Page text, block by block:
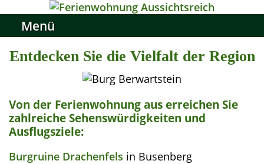
Menü
Entdecken Sie die Vielfalt der Region
Von der Ferienwohnung aus erreichen Sie
zahlreiche Sehenswürdigkeiten und
Ausflugsziele:
Burgruine Drachenfels in Busenberg